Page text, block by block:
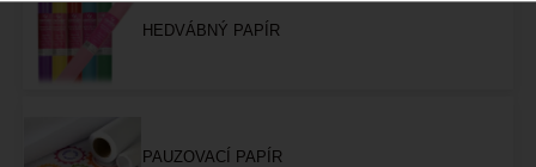
HEDVÁBNÝ PAPÍR
PAUZOVACÍ PAPÍR